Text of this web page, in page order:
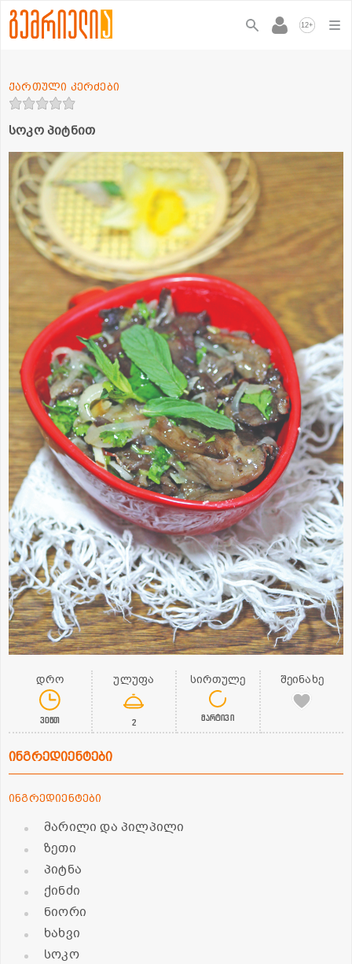
12+
სოკო პიტნით
ქართული კერძები
დრო
30წთ
ულუფა
2
სირთულე
მარტივი
შეინახე
ინგრედიენტები
ინგრედიენტები
მარილი და პილპილი
ზეთი
პიტნა
ქინძი
ნიორი
ხახვი
სოკო